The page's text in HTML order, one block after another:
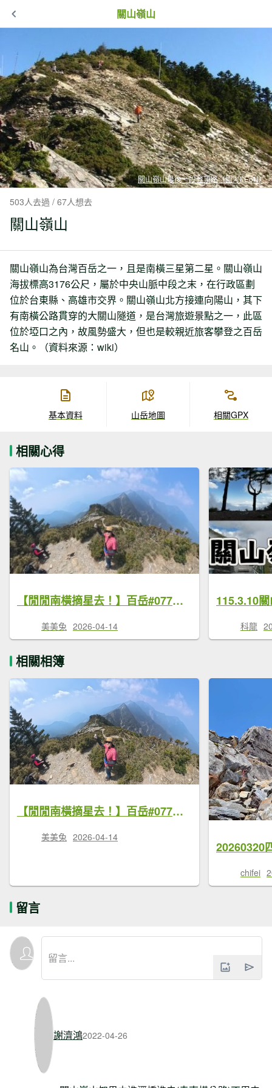
關山嶺山
關山嶺山最後一段登頂路（圖／LEoN）
503人去過 / 67人想去
關山嶺山
關山嶺山為台灣百岳之一，且是南橫三星第二星。關山嶺山
海拔標高3176公尺，屬於中央山脈中段之末，在行政區劃
位於台東縣、高雄市交界。關山嶺山北方接連向陽山，其下
有南橫公路貫穿的大關山隧道，是台灣旅遊景點之一，此區
位於埡口之內，故風勢盛大，但也是較親近旅客攀登之百岳
名山。（資料來源：wiki）
基本資料 山岳地圖 相關GPX
相關心得
【閒閒南橫摘星去！】百岳#077關山嶺山。美麗壯闊中卻帶點淡淡哀愁的南橫公路。
美美兔 2026-04-14
115.3.10
科龍
相關相簿
【閒閒南橫摘星去！】百岳#077關山嶺山。美麗壯闊中卻帶點淡淡哀愁的南橫公路。
美美兔 2026-04-14
chifei
留言
謝濟鴻2022-04-26